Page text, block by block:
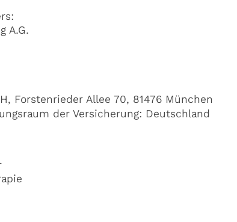
A.G.
Forstenrieder Allee 70, 81476 München
der Versicherung: Deutschland